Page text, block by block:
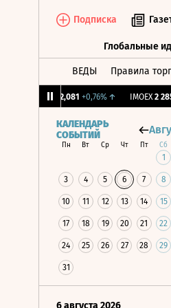
Подписка
Глобальные
ВЕДЫ Правила
12,081 +0,76%↑ IMOEX 2 285,88
КАЛЕНДАРЬ
СОБЫТИЙ
Пн Вт Ср Чт Пт Сб
1
3 4 5 6 7 8
10 11 12 13 14 15
17 18 19 20 21 22
24 25 26 27 28 29
31
6 августа 2026